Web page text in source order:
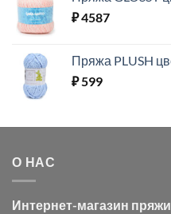
₽4587
Пряжа PLUSH
₽599
О НАС
Интернет-магазин